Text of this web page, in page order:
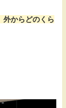
外からどのくら